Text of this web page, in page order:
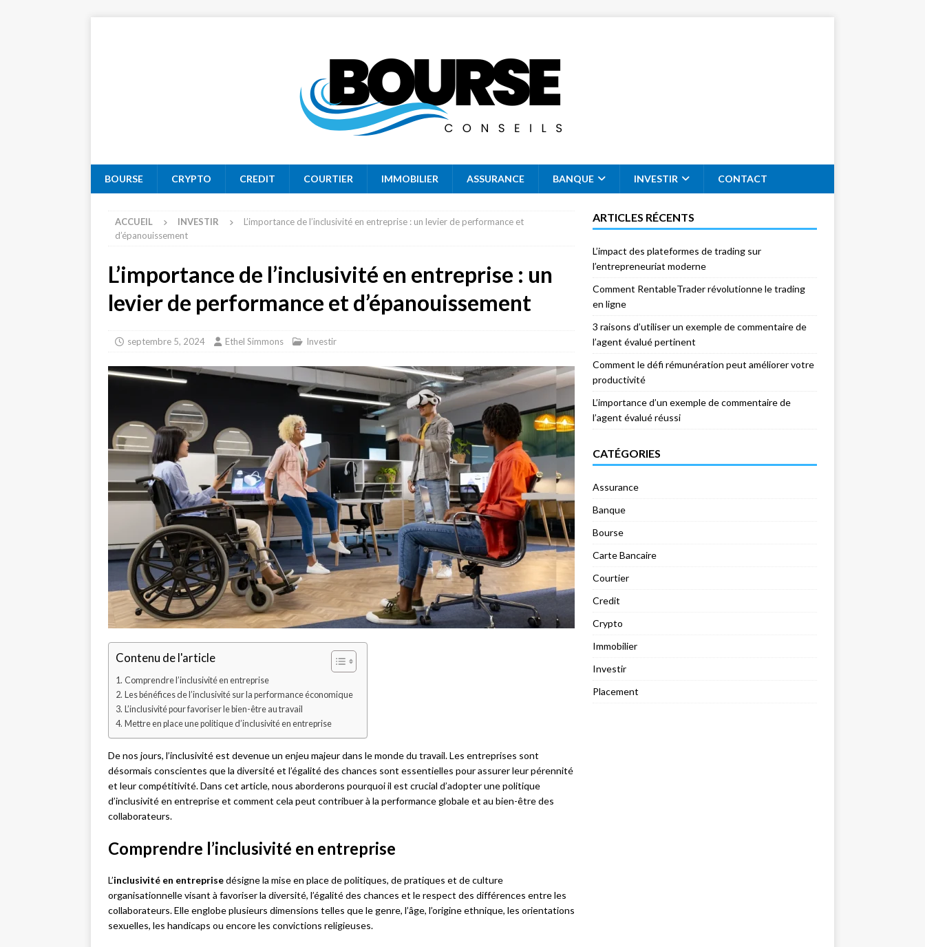
BOURSE CRYPTO CREDIT COURTIER IMMOBILIER ASSURANCE BANQUE INVESTIR CONTACT
ACCUEIL INVESTIR
L’importance de l’inclusivité en entreprise : un levier de performance et
d’épanouissement
L’importance de l’inclusivité en entreprise : un
levier de performance et d’épanouissement
septembre 5, 2024 Ethel Simmons Investir
Contenu de l'article
Comprendre l’inclusivité en entreprise
Les bénéfices de l’inclusivité sur la performance économique
L’inclusivité pour favoriser le bien-être au travail
Mettre en place une politique d’inclusivité en entreprise
De nos jours, l’inclusivité est devenue un enjeu majeur dans le monde du travail. Les entreprises sont
désormais conscientes que la diversité et l’égalité des chances sont essentielles pour assurer leur pérennité
et leur compétitivité. Dans cet article, nous aborderons pourquoi il est crucial d’adopter une politique
d’inclusivité en entreprise et comment cela peut contribuer à la performance globale et au bien-être des
collaborateurs.
Comprendre l’inclusivité en entreprise
L’inclusivité en entreprisedésigne la mise en place de politiques, de pratiques et de culture
organisationnelle visant à favoriser la diversité, l’égalité des chances et le respect des différences entre les
collaborateurs. Elle englobe plusieurs dimensions telles que le genre, l’âge, l’origine ethnique, les orientations
sexuelles, les handicaps ou encore les convictions religieuses.
ARTICLES RÉCENTS
L’impact des plateformes de trading sur
l’entrepreneuriat moderne
Comment RentableTrader révolutionne le trading
en ligne
3 raisons d’utiliser un exemple de commentaire de
l’agent évalué pertinent
Comment le défi rémunération peut améliorer votre
productivité
L’importance d’un exemple de commentaire de
l’agent évalué réussi
CATÉGORIES
Assurance
Banque
Bourse
Carte Bancaire
Courtier
Credit
Crypto
Immobilier
Investir
Placement